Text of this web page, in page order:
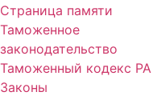
Страница памяти
Таможенное
законодательство
Таможенный кодекс РА
Законы